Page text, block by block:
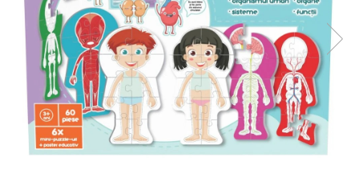
Ingrijire Piele, Par, Unghii
Scutece si Servetele
Dispozitive Copii
Nebulizatoare
Detergenti
Cadite bebe
Maxx Wheels
Minibo
Miraculous
Monopoly
Monster Flex
MR.WHITE
My Planet Baby